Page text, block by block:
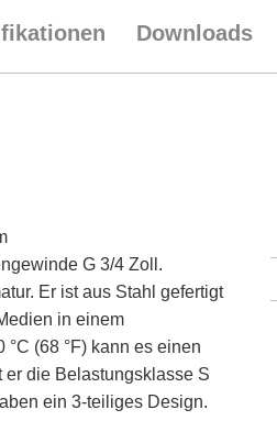
Downloads
G 3/4 Zoll.
Er ist aus Stahl gefertigt
in einem
°C (68 °F) kann es einen
die Belastungsklasse S
ein 3-teiliges Design.